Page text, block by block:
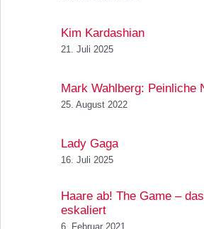
Kim Kardashian
21. Juli 2025
Mark Wahlberg: Peinliche
25. August 2022
Lady Gaga
16. Juli 2025
Haare ab! The Game –
eskaliert
6. Februar 2021